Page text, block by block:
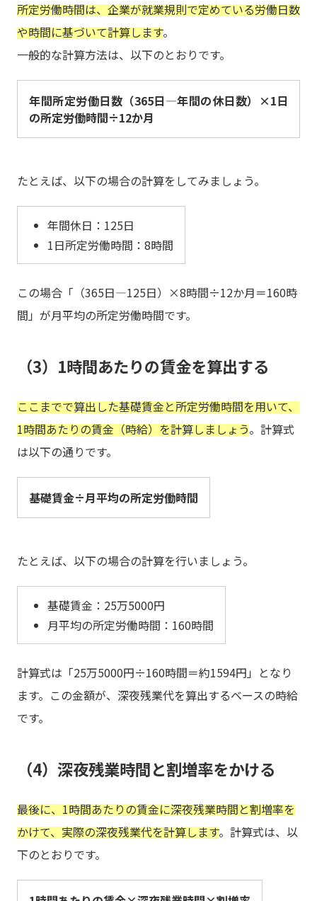
所定労働時間は、企業が就業規則で定めている労働日数
や時間に基づいて計算します。
一般的な計算方法は、以下のとおりです。
年間所定労働日数（365日―年間の休日数）×1日
の所定労働時間÷12か月
たとえば、以下の場合の計算をしてみましょう。
年間休日：125日
1日所定労働時間：8時間
この場合「（365日―125日）×8時間÷12か月＝160時
間」が月平均の所定労働時間です。
（3）1時間あたりの賃金を算出する
ここまでで算出した基礎賃金と所定労働時間を用いて、
1時間あたりの賃金（時給）を計算しましょう。計算式
は以下の通りです。
基礎賃金÷月平均の所定労働時間
たとえば、以下の場合の計算を行いましょう。
基礎賃金：25万5000円
月平均の所定労働時間：160時間
計算式は「25万5000円÷160時間＝約1594円」となり
ます。この金額が、深夜残業代を算出するベースの時給
です。
（4）深夜残業時間と割増率をかける
最後に、1時間あたりの賃金に深夜残業時間と割増率を
かけて、実際の深夜残業代を計算します。計算式は、以
下のとおりです。